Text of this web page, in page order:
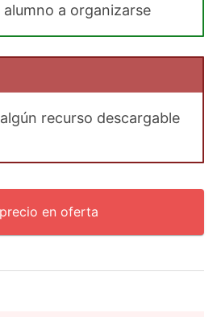
alumno a organizarse
recurso descargable
en oferta